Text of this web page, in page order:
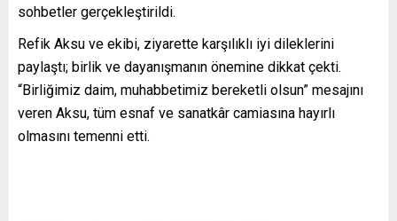
sohbetler gerçekleştirildi.
Refik Aksu ve ekibi, ziyarette karşılıklı iyi dileklerini
paylaştı; birlik ve dayanışmanın önemine dikkat çekti.
“Birliğimiz daim, muhabbetimiz bereketli olsun” mesajını
veren Aksu, tüm esnaf ve sanatkâr camiasına hayırlı
olmasını temenni etti.